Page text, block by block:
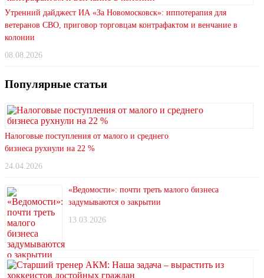
Утренний дайджест ИА «За Новомосковск»: иппотерапия для
ветеранов СВО, приговор торговцам контрафактом и венчание в
колонии
08.08.2026
Популярные статьи
Налоговые поступления от малого и среднего
бизнеса рухнули на 22 %
24.04.2026
«Ведомости»: почти треть малого бизнеса
задумываются о закрытии
13.03.2026